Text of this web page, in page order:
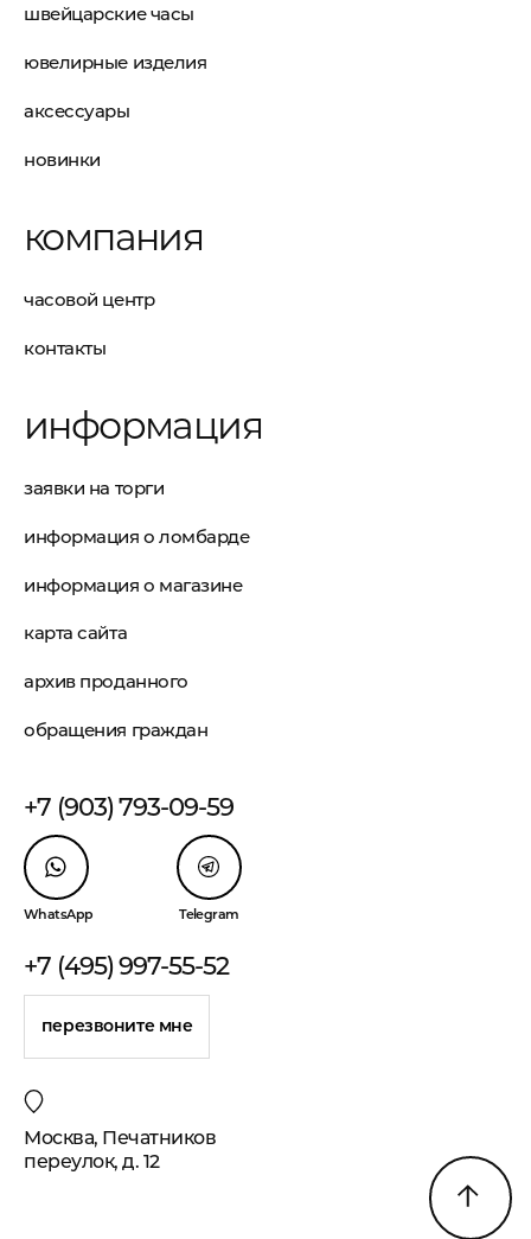
швейцарские часы
ювелирные изделия
аксессуары
новинки
компания
часовой центр
контакты
информация
заявки на торги
информация о ломбарде
информация о магазине
карта сайта
архив проданного
обращения граждан
+7 (903) 793-09-59
WhatsApp Telegram
+7 (495) 997-55-52
перезвоните мне
Москва, Печатников
переулок, д. 12